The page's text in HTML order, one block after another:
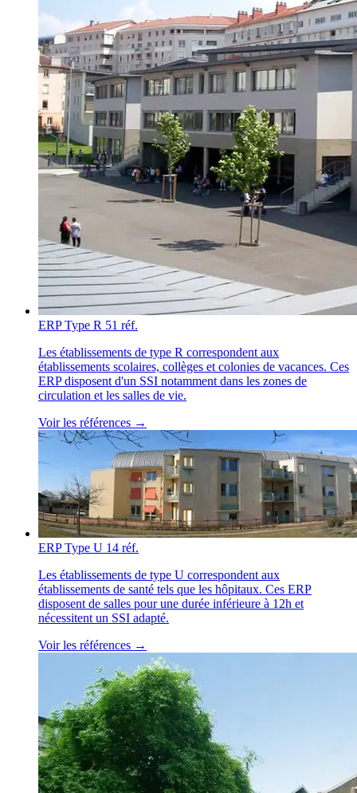
ERP Type R 51 réf.
Les établissements de type R correspondent aux
établissements scolaires, collèges et colonies de vacances. Ces
ERP disposent d'un SSI notamment dans les zones de
circulation et les salles de vie.
Voir les références →
ERP Type U 14 réf.
Les établissements de type U correspondent aux
établissements de santé tels que les hôpitaux. Ces ERP
disposent de salles pour une durée inférieure à 12h et
nécessitent un SSI adapté.
Voir les références →